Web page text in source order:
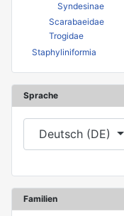
Syndesinae
Scarabaeidae
Trogidae
Staphyliniformia
Sprache
Sprache auswählen
Deutsch (DE)
Familien